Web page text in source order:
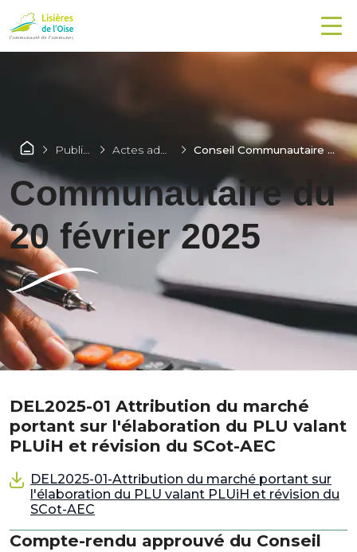
Publications Actes administratifs Conseil Communautaire du 20 février 2025
Conseil
Communautaire du
20 février 2025
DEL2025-01 Attribution du marché
portant sur l'élaboration du PLU valant
PLUiH et révision du SCot-AEC
DEL2025-01-Attribution du marché portant sur
l'élaboration du PLU valant PLUiH et révision du
SCot-AEC
Compte-rendu approuvé du Conseil